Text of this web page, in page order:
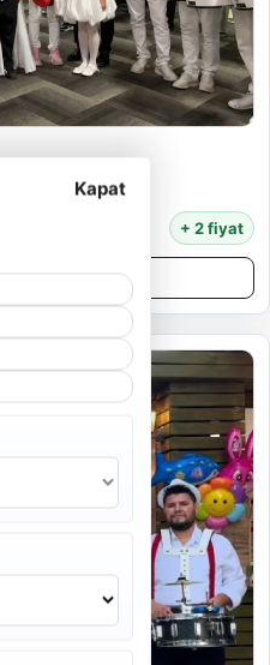
Kapat
+ 2 fiyat